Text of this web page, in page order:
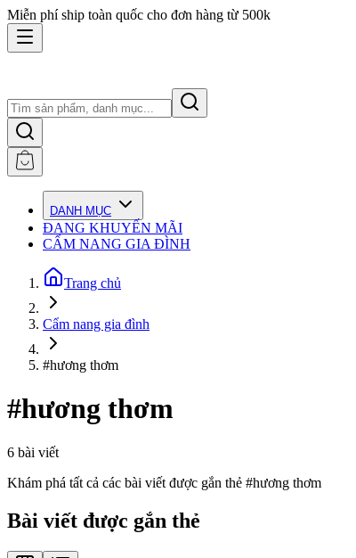
Miễn phí ship toàn quốc cho đơn hàng từ 500k
DANH MỤC
ĐANG KHUYẾN MÃI
CẨM NANG GIA ĐÌNH
Trang chủ
Cẩm nang gia đình
#hương thơm
#hương thơm
6 bài viết
Khám phá tất cả các bài viết được gắn thẻ #hương thơm
Bài viết được gắn thẻ